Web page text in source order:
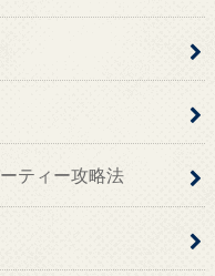
ティー攻略法